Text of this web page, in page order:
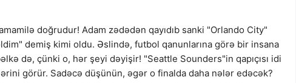
doğrudur! Adam zədədən qayıdıb sanki "Orlando City"
demiş kimi oldu. Əslində, futbol qanunlarına görə bir insana
də, çünki o, hər şeyi dəyişir! "Seattle Sounders"in qapıçısı idi
görür. Sadəcə düşünün, əgər o finalda daha nələr edəcək?